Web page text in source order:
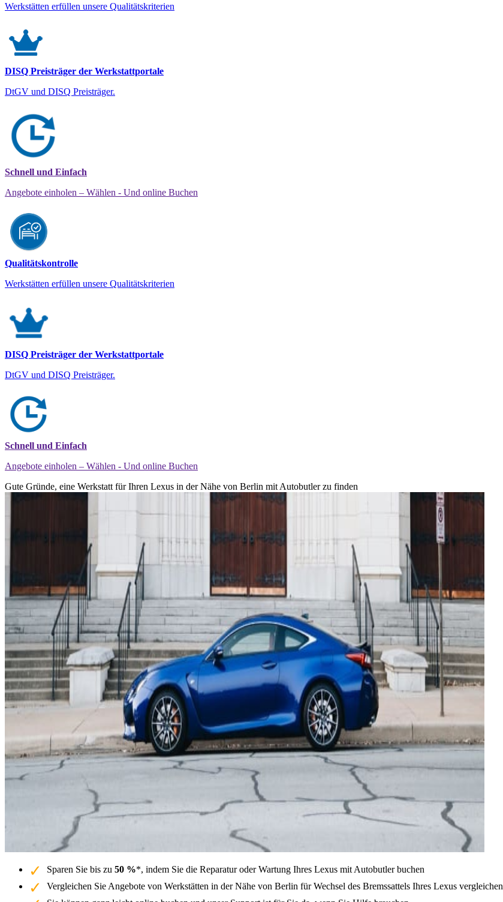
Werkstätten erfüllen unsere Qualitätskriterien
DISQ Preisträger der Werkstattportale
DtGV und DISQ Preisträger.
Schnell und Einfach
Angebote einholen – Wählen - Und online Buchen
Qualitätskontrolle
Werkstätten erfüllen unsere Qualitätskriterien
DISQ Preisträger der Werkstattportale
DtGV und DISQ Preisträger.
Schnell und Einfach
Angebote einholen – Wählen - Und online Buchen
Gute Gründe, eine Werkstatt für Ihren Lexus in der Nähe von Berlin mit Autobutler zu finden
Sparen Sie bis zu 50 %*, indem Sie die Reparatur oder Wartung Ihres Lexus mit Autobutler buchen
Vergleichen Sie Angebote von Werkstätten in der Nähe von Berlin für Wechsel des Bremssattels Ihres Lexus vergleichen